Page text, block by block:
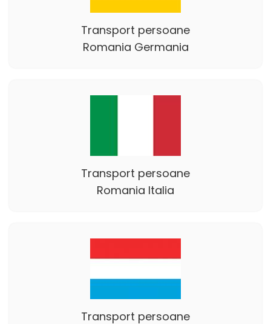
Transport persoane
Romania Germania
Transport persoane
Romania Italia
Transport persoane